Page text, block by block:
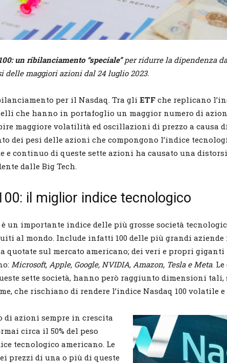
un ribilanciamento “speciale”per ridurre la dipendenza
delle maggiori azioni dal 24 luglio 2023.
per il Nasdaq. Tra gli ETF che replicano
che hanno in portafoglio un maggior numero di
maggiore volatilità ed oscillazioni di prezzo a causa
dei pesi delle azioni che compongono l’indice
e continuo di queste sette azioni ha causato una
dalle Big Tech.
il miglior indice tecnologico
è un importante indice delle più grosse società
al mondo. Include infatti 100 delle più grandi
quotate sul mercato americano; dei veri e propri
Microsoft, Apple, Google, NVIDIA, Amazon, Tesla e Meta.
sette società, hanno però raggiunto dimensioni
che rischiano di rendere l’indice Nasdaq 100 volatile
di azioni sempre in crescita
circa il 50% del peso
tecnologico americano. Le
prezzi di una o più di queste